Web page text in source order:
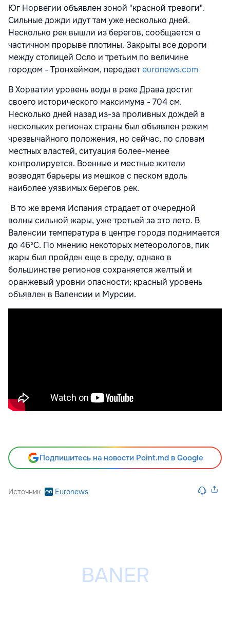
Юг Норвегии объявлен зоной "красной тревоги".
Сильные дожди идут там уже несколько дней.
Несколько рек вышли из берегов, сообщается о
частичном прорыве плотины. Закрыты все дороги
между столицей Осло и третьим по величине
городом - Тронхеймом, передаетeuronews.com
В Хорватии уровень воды в реке Драва достиг
своего исторического максимума - 704 см.
Несколько дней назад из-за проливных дождей в
нескольких регионах страны был объявлен режим
чрезвычайного положения, но сейчас, по словам
местных властей, ситуация более-менее
контролируется. Военные и местные жители
возводят барьеры из мешков с песком вдоль
наиболее уязвимых берегов рек.
В то же время Испания страдает от очередной
волны сильной жары, уже третьей за это лето. В
Валенсии температура в центре города поднимается
до 46ºС. По мнению некоторых метеорологов, пик
жары был пройден еще в среду, однако в
большинстве регионов сохраняется желтый и
оранжевый уровни опасности; красный уровень
объявлен в Валенсии и Мурсии.
Подпишитесь на новости Point.md в Google
Источник Euronews